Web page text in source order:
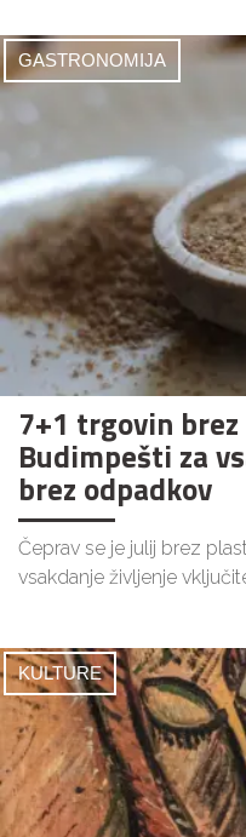
GASTRONOMIJA
7+1 trgovin
Budimpešti za
brez odpadkov
Čeprav se je julij brez
vsakdanje življenje
KULTURE